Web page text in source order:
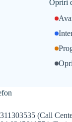
Opriri
(Call